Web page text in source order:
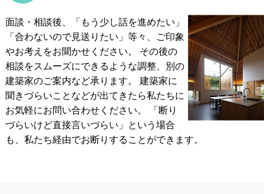
面談・相談後、「もう少し話を進めたい」
「合わないので見送りたい」等々、ご印象
やお考えをお聞かせください。 その後の
相談をスムーズにできるような調整、別の
建築家のご案内など承ります。
建築家に
聞きづらいことなどが出てきたら私たちに
お気軽にお問い合わせください。
「断り
づらいけど直接言いづらい」という場合
も、私たち経由でお断りすることができます。